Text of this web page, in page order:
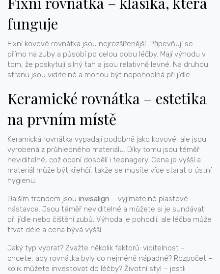
funguje
Fixní kovové rovnátka jsou nejrozšířenější. Připevňují se
přímo na zuby a působí po celou dobu léčby. Mají výhodu v
tom, že poskytují silný tah a jsou relativně levné. Na druhou
stranu jsou viditelné a mohou být nepohodlná při jídle.
Keramické rovnátka – estetika
na prvním místě
Keramická rovnátka vypadají podobně jako kovové, ale jsou
vyrobená z průhledného materiálu. Díky tomu jsou téměř
neviditelné, což ocení dospělí i teenagery. Cena je vyšší a
materiál může být křehčí, takže se musíte více starat o ústní
hygienu.
Dalším trendem jsou invisalign – vyjímatelné plastové
nástavce. Jsou téměř neviditelné a můžete si je sundávat
při jídle nebo čištění zubů. Výhoda je pohodlí, ale léčba může
trvat déle a cena bývá vyšší.
Jaký typ vybrat? Zvažte několik faktorů: viditelnost –
chcete, aby rovnátka byly co nejméně nápadné? Rozpočet –
kolik můžete investovat do léčby? Životní styl – jestli